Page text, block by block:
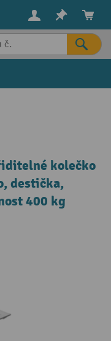
kolečko
destička,
400 kg